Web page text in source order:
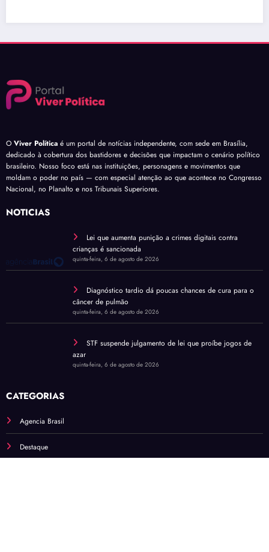
O Viver Política é um portal de notícias independente, com sede em Brasília,
dedicado à cobertura dos bastidores e decisões que impactam o cenário político
brasileiro. Nosso foco está nas instituições, personagens e movimentos que
moldam o poder no país — com especial atenção ao que acontece no Congresso
Nacional, no Planalto e nos Tribunais Superiores.
NOTÍCIAS
Lei que aumenta punição a crimes digitais contra
crianças é sancionada
quinta-feira, 6 de agosto de 2026
Diagnóstico tardio dá poucas chances de cura para o
câncer de pulmão
quinta-feira, 6 de agosto de 2026
STF suspende julgamento de lei que proíbe jogos de
azar
quinta-feira, 6 de agosto de 2026
CATEGORIAS
Agencia Brasil
Destaque